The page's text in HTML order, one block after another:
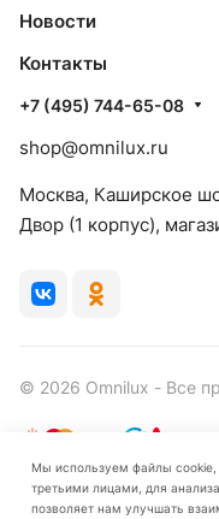
Новости
Контакты
+7 (495) 744-65-08
shop@omnilux.ru
Москва, Каширское
Двор (1 корпус),
© 2026 Omnilux - Все
Конфиденциальность
Мы используем файлы
третьими лицами, для
позволяет нам улучшать